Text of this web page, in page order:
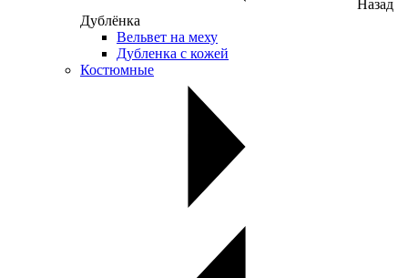
Назад
Дублёнка
Вельвет на меху
Дубленка с кожей
Костюмные